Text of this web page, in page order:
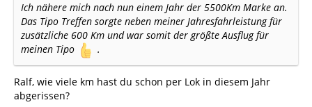
Ich nähere mich nach nun einem Jahr der 5500Km Marke an.
Das Tipo Treffen sorgte neben meiner Jahresfahrleistung für
zusätzliche 600 Km und war somit der größte Ausflug für
meinen Tipo
.
Ralf, wie viele km hast du schon per Lok in diesem Jahr
abgerissen?